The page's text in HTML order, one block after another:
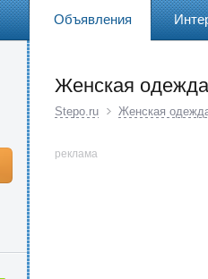
Объявления
Женская одежда
Stepo.ru Женская
реклама